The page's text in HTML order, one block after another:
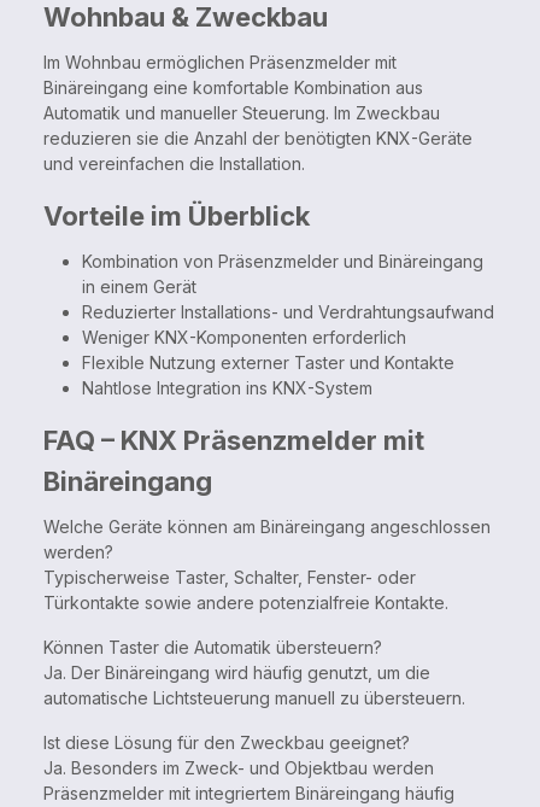
Wohnbau & Zweckbau
Im Wohnbau ermöglichen Präsenzmelder mit
Binäreingang eine komfortable Kombination aus
Automatik und manueller Steuerung. Im Zweckbau
reduzieren sie die Anzahl der benötigten KNX-Geräte
und vereinfachen die Installation.
Vorteile im Überblick
Kombination von Präsenzmelder und Binäreingang
in einem Gerät
Reduzierter Installations- und Verdrahtungsaufwand
Weniger KNX-Komponenten erforderlich
Flexible Nutzung externer Taster und Kontakte
Nahtlose Integration ins KNX-System
FAQ – KNX Präsenzmelder mit
Binäreingang
Welche Geräte können am Binäreingang angeschlossen
werden?
Typischerweise Taster, Schalter, Fenster- oder
Türkontakte sowie andere potenzialfreie Kontakte.
Können Taster die Automatik übersteuern?
Ja. Der Binäreingang wird häufig genutzt, um die
automatische Lichtsteuerung manuell zu übersteuern.
Ist diese Lösung für den Zweckbau geeignet?
Ja. Besonders im Zweck- und Objektbau werden
Präsenzmelder mit integriertem Binäreingang häufig